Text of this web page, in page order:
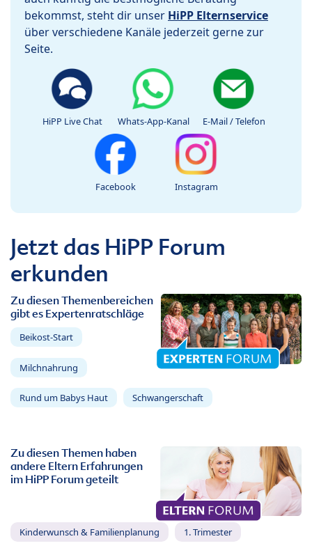
bekommst, steht dir unser HiPP Elternservice
über verschiedene Kanäle jederzeit gerne zur
Seite.
HiPP Live Chat Whats-App-Kanal E-Mail / Telefon
Facebook Instagram
Jetzt das HiPP Forum
erkunden
Zu diesen Themenbereichen
gibt es Expertenratschläge
Beikost-Start
Milchnahrung
Rund um Babys Haut Schwangerschaft
Zu diesen Themen haben
andere Eltern Erfahrungen
im HiPP Forum geteilt
Kinderwunsch & Familienplanung 1. Trimester